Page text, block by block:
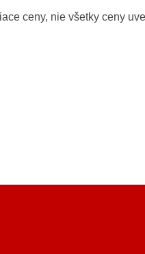
ceny, nie všetky ceny